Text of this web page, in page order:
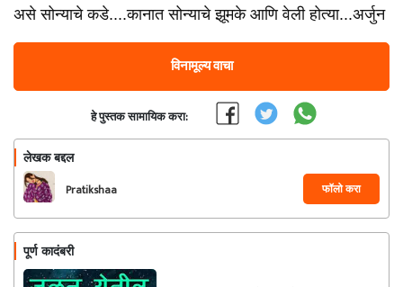
असे सोन्याचे कडे....कानात सोन्याचे झूमके आणि वेली होत्या...अर्जुन
विनामूल्य वाचा
हे पुस्तक सामायिक करा:
लेखक बद्दल
Pratikshaa फॉलो करा
पूर्ण कादंबरी